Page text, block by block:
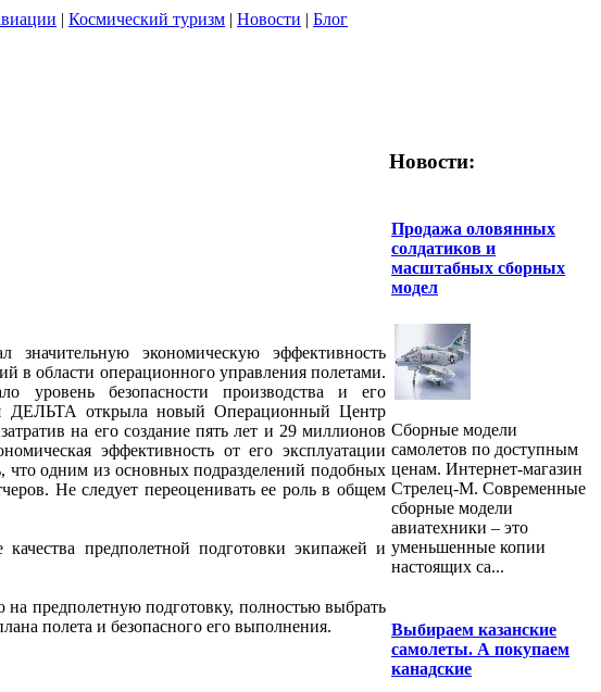
| Космический туризм | Новости | Блог
экономическую эффективность
в области операционного управления полетами.
уровень безопасности производства и его
ДЕЛЬТА открыла новый Операционный Центр
на его создание пять лет и 29 миллионов
эффективность от его эксплуатации
что одним из основных подразделений подобных
Не следует переоценивать ее роль в общем
предполетной подготовки экипажей и
предполетную подготовку, полностью выбрать
полета и безопасного его выполнения.
Новости:
Продажа оловянных
солдатиков и
масштабных сборных
модел
Сборные модели
самолетов по доступным
ценам. Интернет-магазин
Стрелец-М. Современные
сборные модели
авиатехники – это
уменьшенные копии
настоящих са...
Выбираем казанские
самолеты. А покупаем
канадские